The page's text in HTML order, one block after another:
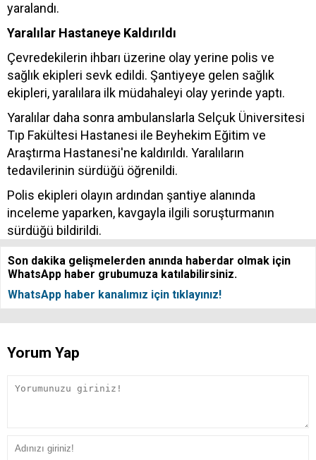
yaralandı.
Yaralılar Hastaneye Kaldırıldı
Çevredekilerin ihbarı üzerine olay yerine polis ve
sağlık ekipleri sevk edildi. Şantiyeye gelen sağlık
ekipleri, yaralılara ilk müdahaleyi olay yerinde yaptı.
Yaralılar daha sonra ambulanslarla Selçuk Üniversitesi
Tıp Fakültesi Hastanesi ile Beyhekim Eğitim ve
Araştırma Hastanesi'ne kaldırıldı. Yaralıların
tedavilerinin sürdüğü öğrenildi.
Polis ekipleri olayın ardından şantiye alanında
inceleme yaparken, kavgayla ilgili soruşturmanın
sürdüğü bildirildi.
Son dakika gelişmelerden anında haberdar olmak için
WhatsApp haber grubumuza katılabilirsiniz.
WhatsApp haber kanalımız için tıklayınız!
Yorum Yap